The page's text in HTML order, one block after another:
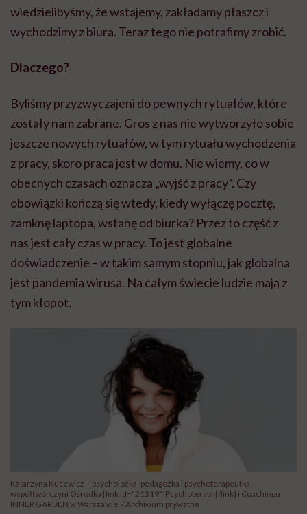
wiedzielibyśmy, że wstajemy, zakładamy płaszcz i
wychodzimy z biura. Teraz tego nie potrafimy zrobić.
Dlaczego?
Byliśmy przyzwyczajeni do pewnych rytuałów, które
zostały nam zabrane. Gros z nas nie wytworzyło sobie
jeszcze nowych rytuałów, w tym rytuału wychodzenia
z pracy, skoro praca jest w domu. Nie wiemy, co w
obecnych czasach oznacza „wyjść z pracy”. Czy
obowiązki kończą się wtedy, kiedy wyłączę pocztę,
zamknę laptopa, wstanę od biurka? Przez to część z
nas jest cały czas w pracy. To jest globalne
doświadczenie – w takim samym stopniu, jak globalna
jest pandemia wirusa. Na całym świecie ludzie mają z
tym kłopot.
Katarzyna Kucewicz – psycholożka, pedagożka i psychoterapeutka,
współtwórczyni Ośrodka [link id="21319"]Psychoterapii[/link] i Coachingu
INNER GARDEN w Warszawie. / Archiwum prywatne